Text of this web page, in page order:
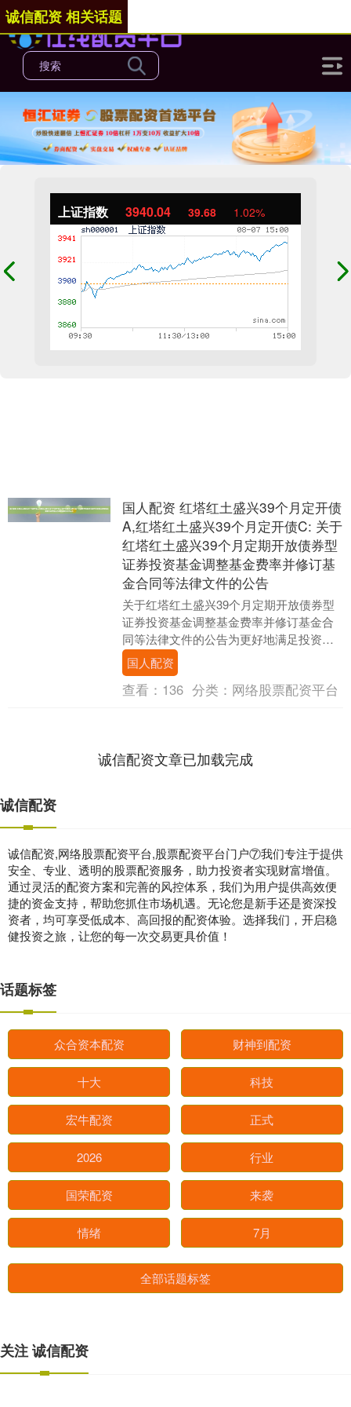
上证指数 3940.04 39.68 1.02%
诚信配资 相关话题
国人配资 红塔红土盛兴39个月定开债
A,红塔红土盛兴39个月定开债C: 关于
红塔红土盛兴39个月定期开放债券型
证券投资基金调整基金费率并修订基
金合同等法律文件的公告
关于红塔红土盛兴39个月定期开放债券型
证券投资基金调整基金费率并修订基金合
同等法律文件的公告为更好地满足投资者
需求，保护基金份额持有人的利益，经与
红塔红土盛兴3....
国人配资
查看： 136 分类： 网络股票配资平台
诚信配资文章已加载完成
诚信配资
诚信配资,网络股票配资平台,股票配资平台门户⑦我们专注于提供
安全、专业、透明的股票配资服务，助力投资者实现财富增值。
通过灵活的配资方案和完善的风控体系，我们为用户提供高效便
捷的资金支持，帮助您抓住市场机遇。无论您是新手还是资深投
资者，均可享受低成本、高回报的配资体验。选择我们，开启稳
健投资之旅，让您的每一次交易更具价值！
话题标签
众合资本配资 财神到配资
十大 科技
宏牛配资 正式
2026 行业
国荣配资 来袭
情绪 7月
全部话题标签
关注 诚信配资